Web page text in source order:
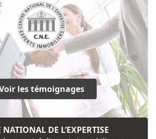
les témoignages
NATIONAL DE L’EXPERTISE